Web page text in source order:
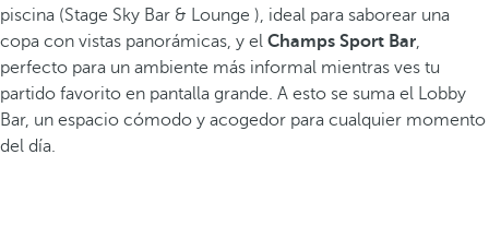
piscina (Stage Sky Bar & Lounge ), ideal para saborear una
copa con vistas panorámicas, y el Champs Sport Bar,
perfecto para un ambiente más informal mientras ves tu
partido favorito en pantalla grande. A esto se suma el Lobby
Bar, un espacio cómodo y acogedor para cualquier momento
del día.